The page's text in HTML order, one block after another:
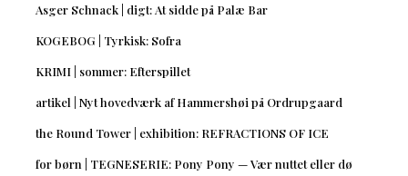
Asger Schnack | digt: At sidde på Palæ Bar
KOGEBOG | Tyrkisk: Sofra
KRIMI | sommer: Efterspillet
artikel | Nyt hovedværk af Hammershøi på Ordrupgaard
the Round Tower | exhibition: REFRACTIONS OF ICE
for børn | TEGNESERIE: Pony Pony — Vær nuttet eller dø